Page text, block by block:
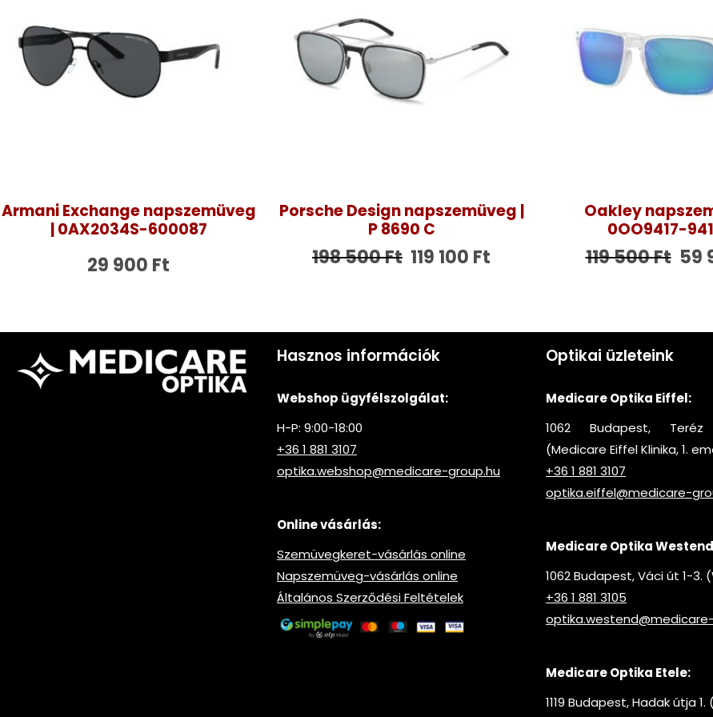
Armani Exchange napszemüveg
| 0AX2034S-600087
29 900 Ft
Porsche Design napszemüveg |
P 8690 C
198 500Ft 119 100 Ft
Oakley
0OO9417-
119 500Ft 59
Hasznos információk
Webshop ügyfélszolgálat:
H-P: 9:00-18:00
+36 1 881 3107
optika.webshop@medicare-group.hu
Online vásárlás:
Szemüvegkeret-vásárlás online
Napszemüveg-vásárlás online
Általános Szerződési Feltételek
Optikai üzleteink
Medicare Optika Eiffel:
1062 Budapest,
(Medicare Eiffel Klinika, 1.
+36 1 881 3107
optika.eiffel@medicare-
Medicare Optika
1062 Budapest, Váci út 1-3.
+36 1 881 3105
Medicare Optika Etele:
1119 Budapest, Hadak útja